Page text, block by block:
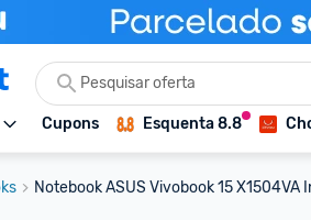
Cupons Esquenta 8.8
Notebook ASUS Vivobook 15 X1504VA